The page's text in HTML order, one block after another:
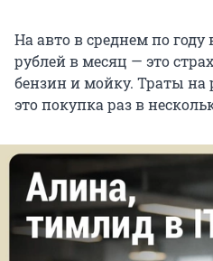
На авто в среднем по
рублей в месяц — это
бензин и мойку. Траты на
это покупка раз в